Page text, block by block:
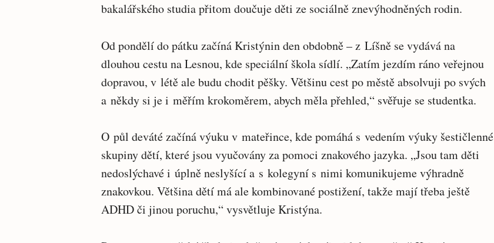
bakalářského studia přitom doučuje děti ze sociálně znevýhodněných rodin.
Od pondělí do pátku začíná Kristýnin den obdobně – z Líšně se vydává na
dlouhou cestu na Lesnou, kde speciální škola sídlí. „Zatím jezdím ráno veřejnou
dopravou, v létě ale budu chodit pěšky. Většinu cest po městě absolvuji po svých
a někdy si je i měřím krokoměrem, abych měla přehled,“ svěřuje se studentka.
O půl deváté začíná výuku v mateřince, kde pomáhá s vedením výuky šestičlenné
skupiny dětí, které jsou vyučovány za pomoci znakového jazyka. „Jsou tam děti
nedoslýchavé i úplně neslyšící a s kolegyní s nimi komunikujeme výhradně
znakovkou. Většina dětí má ale kombinované postižení, takže mají třeba ještě
ADHD či jinou poruchu,“ vysvětluje Kristýna.